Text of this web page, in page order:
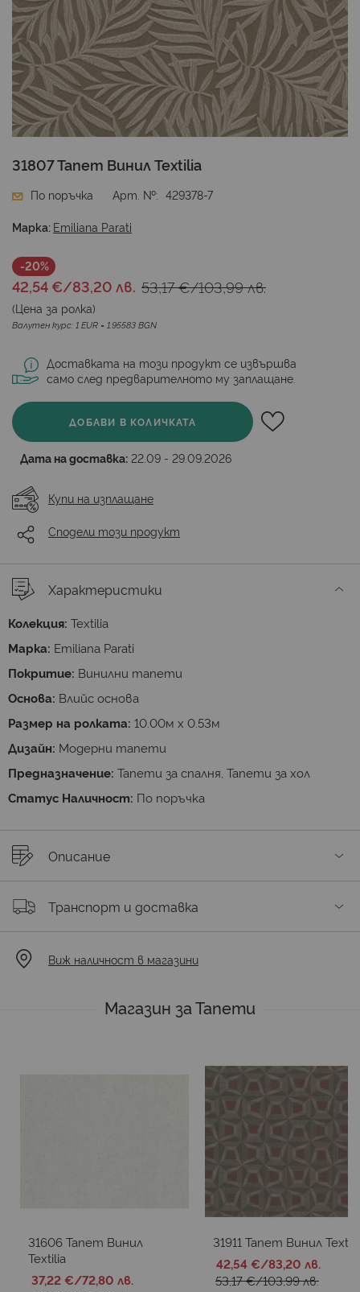
Преминете
началото
галерия
снимки
31807 Тапет Винил Textilia
По поръчка Арт. № 429378-7
Марка: Emiliana Parati
-20%
42,54 €/83,20 лв. 53,17 €/103,99 лв.
(Цена за ролка)
Валутен курс: 1 EUR = 1.95583 BGN
Доставката на този продукт се извършва
само след предварителното му заплащане.
ДОБАВИ В КОЛИЧКАТА
Дата на доставка: 22.09 - 29.09.2026
Купи на изплащане
Сподели този продукт
Характеристики
Колекция: Textilia
Марка: Emiliana Parati
Покритие: Винилни тапети
Основа: Влийс основа
Размер на ролката: 10.00м х 0.53м
Дизайн: Модерни тапети
Предназначение: Тапети за спалня, Тапети за хол
Статус Наличност: По поръчка
Описание
Транспорт и доставка
Виж наличност в магазини
Магазин за Тапети
31606 Тапет Винил
Textilia
37,22 €/72,80 лв.
31911 Тапет Винил
42,54 €/83,20 лв.
53,17 €/103,99 лв.